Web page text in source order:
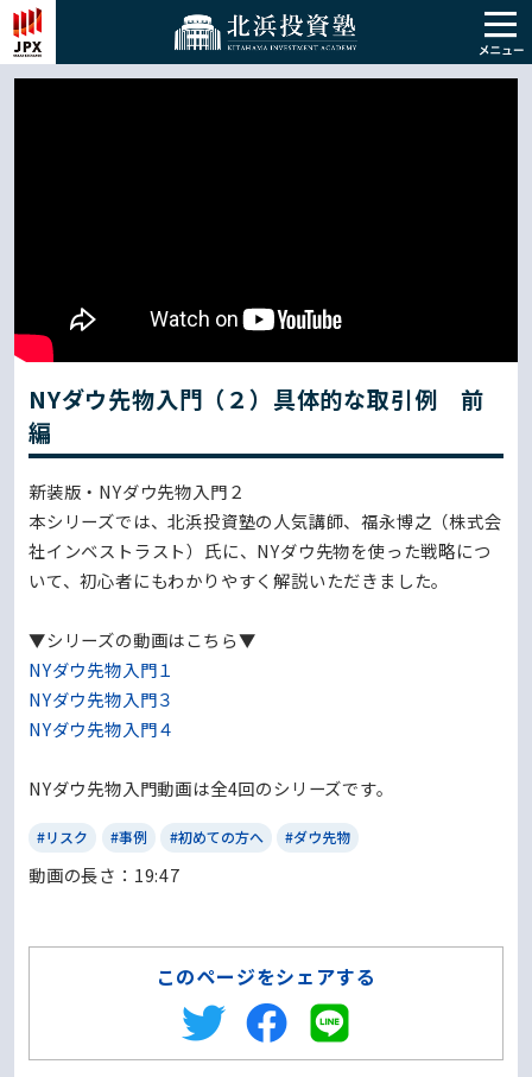
NYダウ先物入門（２）具体的な取引例 前
編
新装版・NYダウ先物入門２
本シリーズでは、北浜投資塾の人気講師、福永博之（株式会
社インベストラスト）氏に、NYダウ先物を使った戦略につ
いて、初心者にもわかりやすく解説いただきました。
▼シリーズの動画はこちら▼
NYダウ先物入門１
NYダウ先物入門３
NYダウ先物入門４
NYダウ先物入門動画は全4回のシリーズです。
#リスク #事例 #初めての方へ #ダウ先物
動画の⻑さ：19:47
このページをシェアする